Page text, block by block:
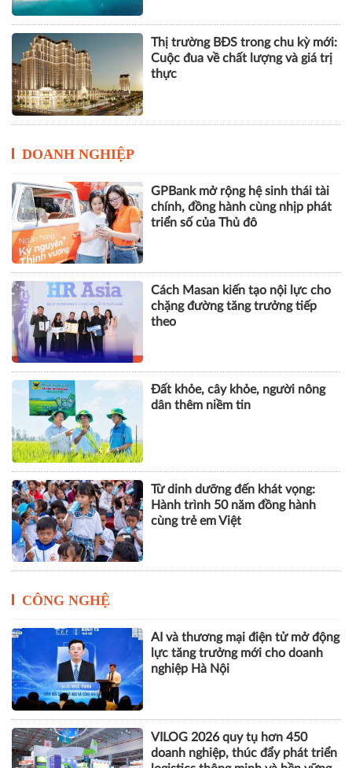
Vinhomes Green Paradise được
trao chứng nhận thành phố thông
minh dựa trên tiêu chuẩn ISO
DOANH NGHIỆP
GPBank mở rộng hệ sinh thái tài
chính, đồng hành cùng nhịp phát
triển số của Thủ đô
Cách Masan kiến tạo nội lực cho
chặng đường tăng trưởng tiếp
Đất khỏe, cây khỏe, người nông
dân thêm niềm tin
CÔNG NGHỆ
AI và thương mại điện tử mở động
lực tăng trưởng mới cho doanh